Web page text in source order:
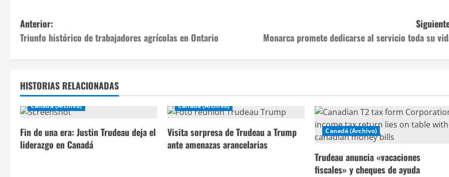
N
a
e
g
a
c
Anterior:
Triunfo histórico de trabajadores agrícolas en Ontario
Monarca promete dedicarse al servicio toda su
HISTORIAS RELACIONADAS
Canadá (Archivo)
Fin de una era: Justin Trudeau deja el
liderazgo en Canadá
Canadá (Archivo)
Visita sorpresa de Trudeau a Trump
ante amenazas arancelarias
Canadá (Archivo)
Trudeau anuncia «vacaciones
fiscales» y cheques de ayuda